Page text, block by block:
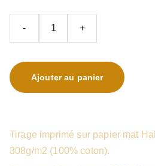
- +
Ajouter au panier
Tirage imprimé sur papier mat
308g/m2 (100% coton).